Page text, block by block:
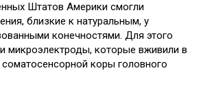
Штатов Америки смогли
близкие к натуральным, у
конечностями. Для этого
микроэлектроды, которые вживили в
соматосенсорной коры головного